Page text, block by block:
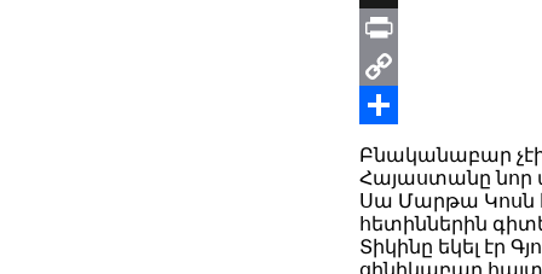
X
Print
Copy
Link
Share
Բնականաբար
Հայաստանը նոր
Սա Մարթա Կոսն
հետիններին
Տիկինը եկել էր
ցինիկաբար